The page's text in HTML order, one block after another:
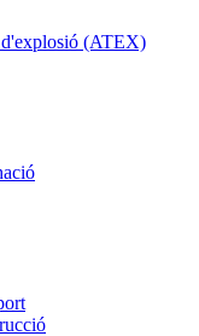
d'explosió (ATEX)